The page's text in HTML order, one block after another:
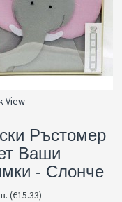
View
Ръстомер
Ваши
- Слонче
(€15.33)